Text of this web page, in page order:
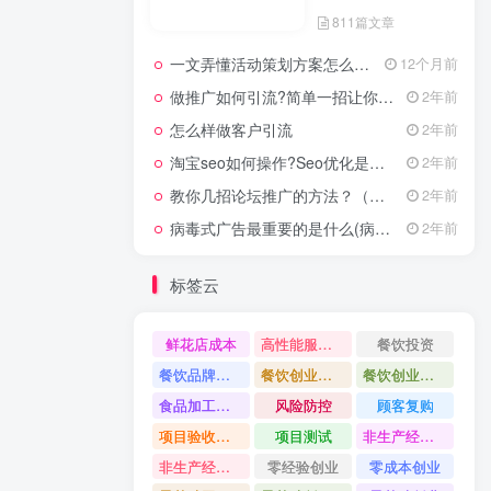
业的引流技术和推广技
在犯难！
811篇文章
一文弄懂活动策划方案怎么写，2025年最新超全干货来了！ 12个月前
做推广如何引流?简单一招让你流量爆增 2年前
怎么样做客户引流 2年前
淘宝seo如何操作?Seo优化是什么意思? 2年前
教你几招论坛推广的方法？（具体论坛推广的步骤） 2年前
病毒式广告最重要的是什么(病毒式广告的创意策略) 2年前
标签云
鲜花店成本 高性能服务器配置教程
餐饮投资
餐饮品牌打造
餐饮创业避坑
餐饮创业故事
食品加工创业
风险防控
顾客复购
项目验收资料
项目测试
非生产经营用固定资产是什么
非生产经营用固定资产分类
零经验创业
零成本创业